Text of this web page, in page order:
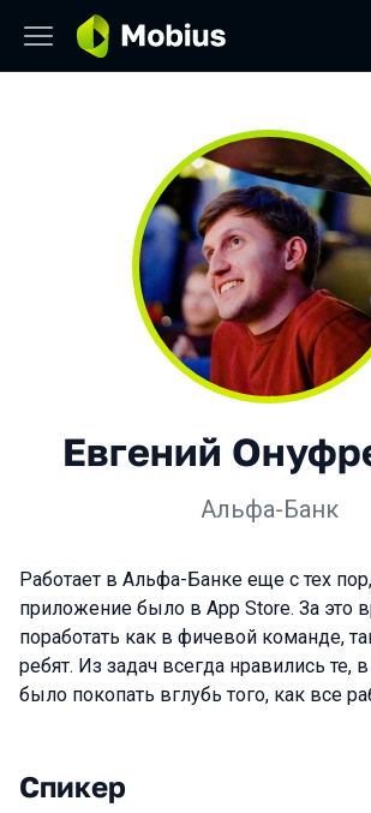
Евгений
Альфа-Банк
Работает в Альфа-Банке еще с тех
приложение было в App Store. За это
поработать как в фичевой команде,
ребят. Из задач всегда нравились те,
было покопать вглубь того, как все
Спикер